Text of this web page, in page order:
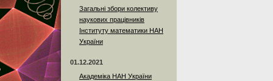
Загальні збори колективу
наукових працівників
Інституту математики НАН
України
01.12.2021
Академіка НАН України